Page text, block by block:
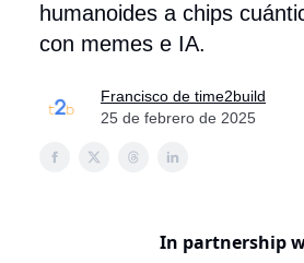
humanoides a chips
con memes e IA.
Francisco de time2build
25 de febrero de 2025
In partnership